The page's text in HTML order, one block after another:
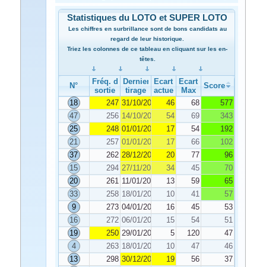
Statistiques du LOTO et SUPER LOTO
Les chiffres en surbrillance sont de bons candidats au
regard de leur historique.
Triez les colonnes de ce tableau en cliquant sur les en-
têtes.
N°
Fréq. de
sortie
Dernier
tirage
Ecart
actuel
Ecart
Max
Score
18
247 31/10/2024 46 68
577
47
256 14/10/2024 54 69
343
25
248 01/01/2025 17 54
192
21
257 01/01/2025 17 66
102
37
262 28/12/2024 20 77
96
15
294 27/11/2024 34 45
70
20
261 11/01/2025 13 59
65
33
258 18/01/2025 10 41
57
9
273 04/01/2025 16 45
53
16
272 06/01/2025 15 54
51
19
250 29/01/2025 5 120
47
4
263 18/01/2025 10 47
46
13
298 30/12/2024 19 56
37